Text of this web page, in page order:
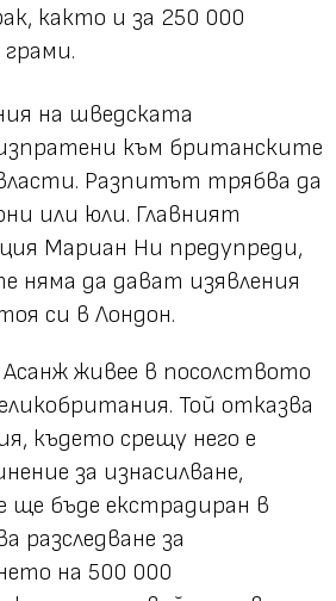
както и за 250 000
на шведската
към британските
Разпитът трябва да
или юли. Главният
Мариан Ни предупреди,
няма да дават изявления
си в Лондон.
живее в посолството
Той отказва
където срещу него е
за изнасилване,
ще бъде екстрадиран в
разследване за
на 500 000